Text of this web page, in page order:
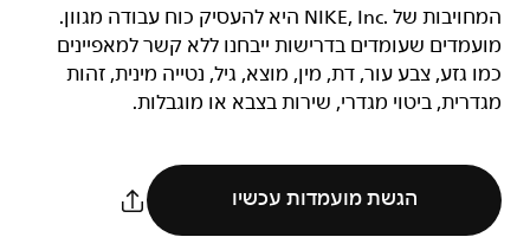
המחויבות של NIKE, Inc.‎ היא להעסיק כוח עבודה מגוון.
מועמדים שעומדים בדרישות ייבחנו ללא קשר למאפיינים
כמו גזע, צבע עור, דת, מין, מוצא, גיל, נטייה מינית, זהות
מגדרית, ביטוי מגדרי, שירות בצבא או מוגבלות.
הגשת מועמדות עכשיו